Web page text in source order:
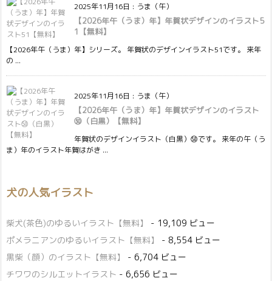
2025年11月16日 : うま（午）
【2026年午（うま）年】年賀状デザインのイラスト5
1【無料】
【2026年午（うま）年】シリーズ。 年賀状のデザインイラスト51です。 来年
の ...
2025年11月16日 : うま（午）
【2026年午（うま）年】年賀状デザインのイラスト
㊿（白黒）【無料】
年賀状のデザインイラスト（白黒）㊿です。 来年の午（う
ま）年のイラスト年賀はがき ...
犬の人気イラスト
柴犬(茶色)のゆるいイラスト【無料】
- 19,109 ビュー
ポメラニアンのゆるいイラスト【無料】
- 8,554 ビュー
黒柴（顔）のイラスト【無料】
- 6,704 ビュー
チワワのシルエットイラスト - 6,656 ビュー